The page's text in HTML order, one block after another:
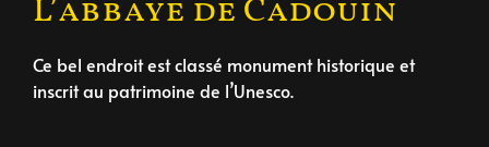
L’abbaye de Cadouin
Ce bel endroit est classé monument historique et
inscrit au patrimoine de l’Unesco.